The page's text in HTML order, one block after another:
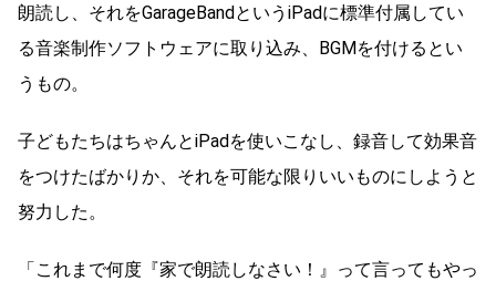
朗読し、それをGarageBandというiPadに標準付属してい
る音楽制作ソフトウェアに取り込み、BGMを付けるとい
うもの。
子どもたちはちゃんとiPadを使いこなし、録音して効果音
をつけたばかりか、それを可能な限りいいものにしようと
努力した。
「これまで何度『家で朗読しなさい！』って言ってもやっ